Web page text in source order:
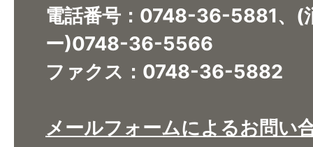
電話番号：0748-36-5881、(
ー)0748-36-5566
ファクス：0748-36-5882
メールフォームによるお問い